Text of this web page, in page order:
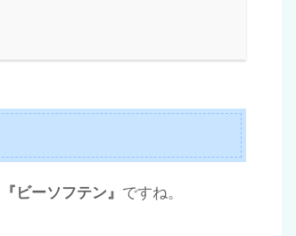
『ビーソフテン』 ですね。